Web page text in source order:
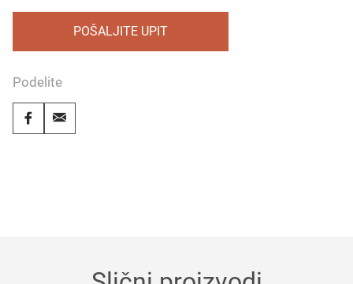
POŠALJITE UPIT
Podelite